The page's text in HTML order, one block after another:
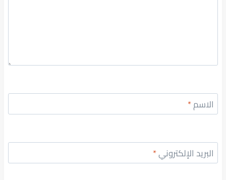
الاسم*
البريد الإلكتروني*